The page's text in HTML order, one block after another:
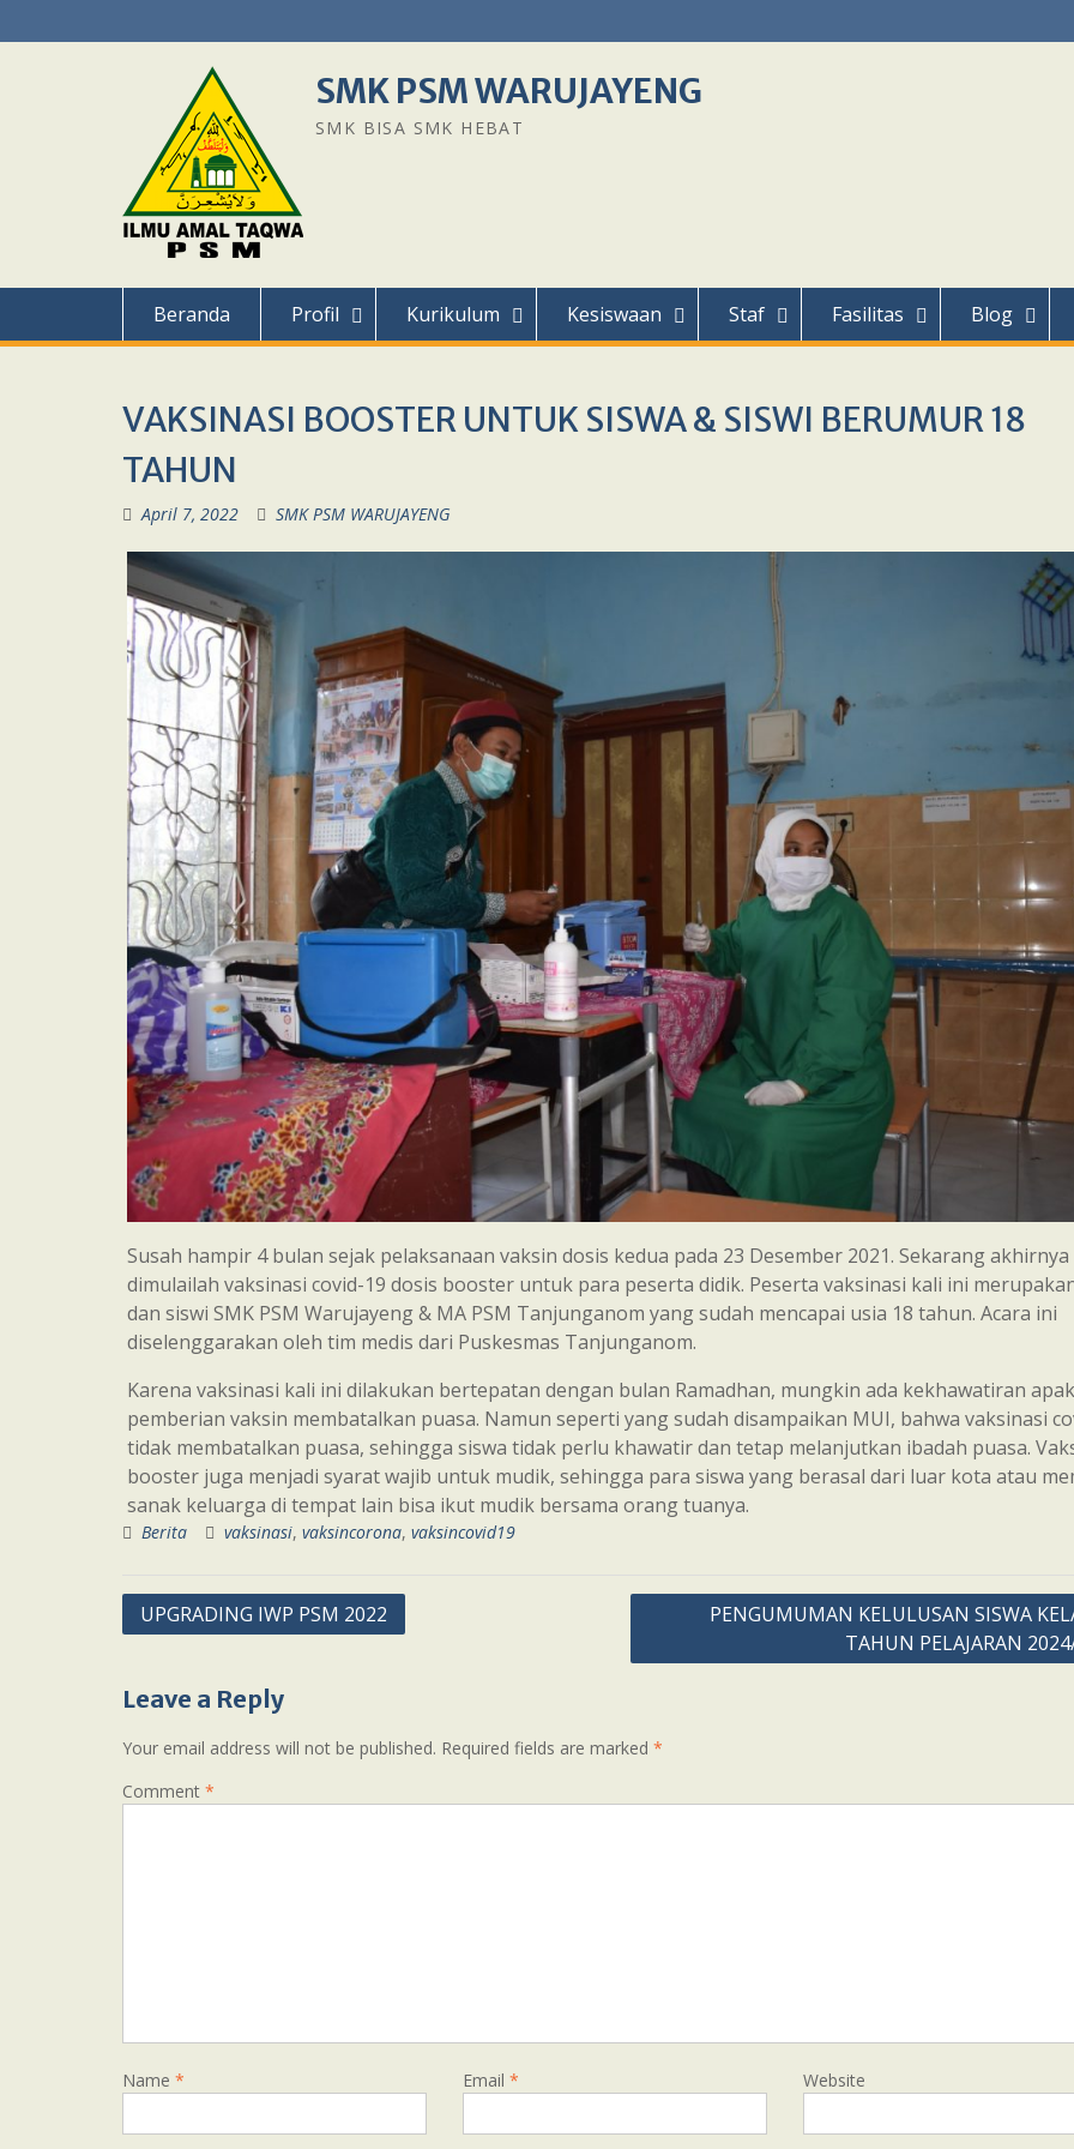
to
SMK PSM WARUJAYENG
SMK BISA SMK HEBAT
Beranda Profil Kurikulum Kesiswaan Staf Fasilitas Blog
VAKSINASI BOOSTER UNTUK SISWA & SISWI BERUMUR 18
TAHUN
April 7, 2022 SMK PSM WARUJAYENG
Susah hampir 4 bulan sejak pelaksanaan vaksin dosis kedua pada 23 Desember 2021. Sekarang akhirnya
dimulailah vaksinasi covid-19 dosis booster untuk para peserta didik. Peserta vaksinasi kali ini
dan siswi SMK PSM Warujayeng & MA PSM Tanjunganom yang sudah mencapai usia 18 tahun. Acara ini
diselenggarakan oleh tim medis dari Puskesmas Tanjunganom.
Karena vaksinasi kali ini dilakukan bertepatan dengan bulan Ramadhan, mungkin ada kekhawatiran
pemberian vaksin membatalkan puasa. Namun seperti yang sudah disampaikan MUI, bahwa vaksinasi
tidak membatalkan puasa, sehingga siswa tidak perlu khawatir dan tetap melanjutkan ibadah puasa.
booster juga menjadi syarat wajib untuk mudik, sehingga para siswa yang berasal dari luar kota atau
sanak keluarga di tempat lain bisa ikut mudik bersama orang tuanya.
Berita vaksinasi, vaksincorona, vaksincovid19
Post
UPGRADING IWP PSM 2022
PENGUMUMAN KELULUSAN SISWA
TAHUN PELAJARAN
Leave a Reply
Your email address will not be published. Required fields are marked *
Comment *
Name * Email * Website